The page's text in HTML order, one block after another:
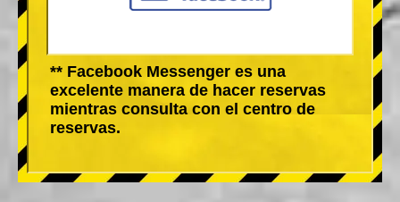
** Facebook Messenger es una
excelente manera de hacer reservas
mientras consulta con el centro de
reservas.